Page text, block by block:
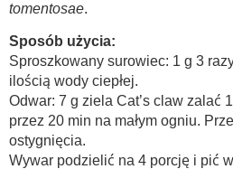
tomentosae.
Sposób użycia:
Sproszkowany surowiec: 1 g 3
ilością wody ciepłej.
Odwar: 7 g ziela Cat’s claw zalać
przez 20 min na małym ogniu.
ostygnięcia.
Wywar podzielić na 4 porcję i pić